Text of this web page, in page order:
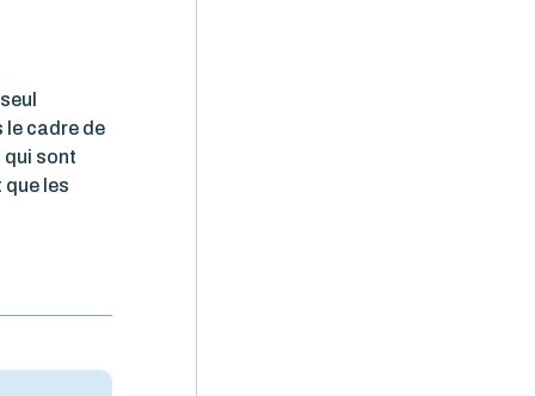
le cadre de
qui sont
que les